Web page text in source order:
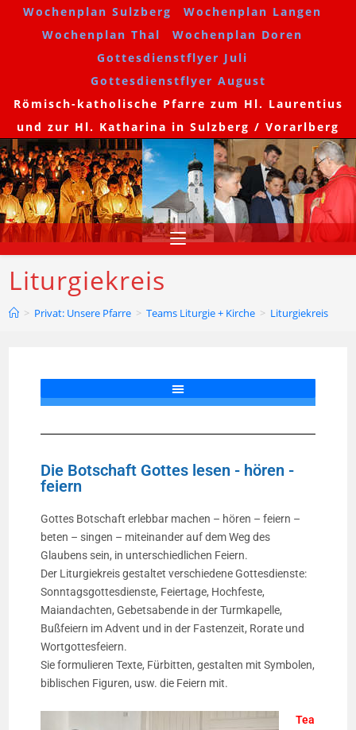
Wochenplan Sulzberg
Wochenplan Langen
Wochenplan Thal
Wochenplan Doren
Gottesdienstflyer Juli
Gottesdienstflyer August
Römisch-katholische Pfarre zum Hl. Laurentius
und zur Hl. Katharina in Sulzberg / Vorarlberg
Liturgiekreis
> Privat: Unsere Pfarre > Teams Liturgie + Kirche > Liturgiekreis
Die Botschaft Gottes lesen - hören -
feiern
Gottes Botschaft erlebbar machen – hören – feiern –
beten – singen – miteinander auf dem Weg des
Glaubens sein, in unterschiedlichen Feiern.
Der Liturgiekreis gestaltet verschiedene Gottesdienste:
Sonntagsgottesdienste, Feiertage, Hochfeste,
Maiandachten, Gebetsabende in der Turmkapelle,
Bußfeiern im Advent und in der Fastenzeit, Rorate und
Wortgottesfeiern.
Sie formulieren Texte, Fürbitten, gestalten mit Symbolen,
biblischen Figuren, usw. die Feiern mit.
Tea